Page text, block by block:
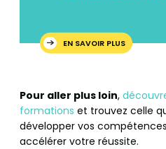
EN SAVOIR PLUS
Pour aller plus loin,
formations et trouvez celle
développer vos
accélérer votre réussite.